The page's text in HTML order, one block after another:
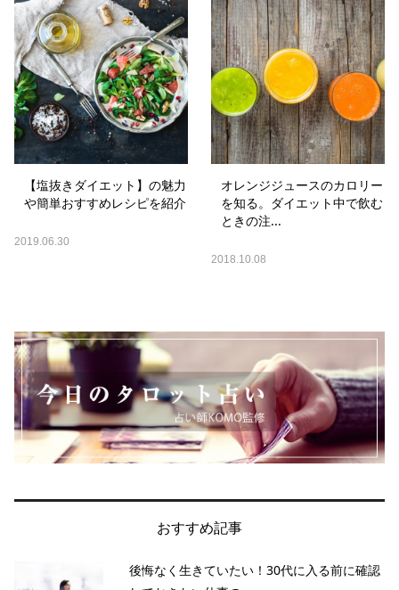
【塩抜きダイエット】の魅力
や簡単おすすめレシピを紹介
2019.06.30
オレンジジュースのカロリー
を知る。ダイエット中で飲む
ときの注...
2018.10.08
おすすめ記事
後悔なく生きていたい！30代に入る前に確認